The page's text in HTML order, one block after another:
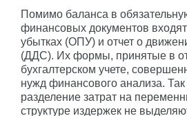
Помимо баланса в
финансовых документов
убытках (ОПУ) и отчет о
(ДДС). Их формы, принятые в
бухгалтерском учете,
нужд финансового анализа.
разделение затрат на
структуре издержек не